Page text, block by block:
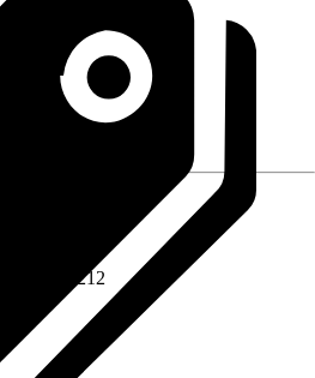
20EUC212